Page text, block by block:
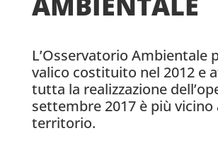
L’Osservatorio Ambientale
valico costituito nel 2012 e
tutta la realizzazione
settembre 2017 è più vicino
territorio.